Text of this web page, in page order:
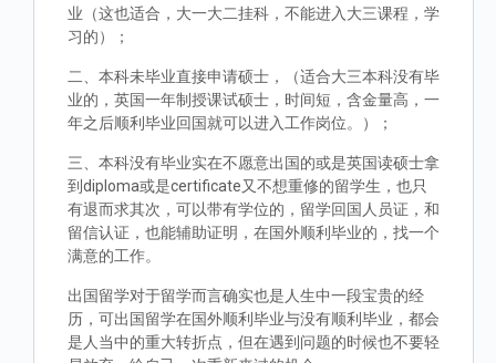
业（这也适合，大一大二挂科，不能进入大三课程，学
习的）；
二、本科未毕业直接申请硕士，（适合大三本科没有毕
业的，英国一年制授课试硕士，时间短，含金量高，一
年之后顺利毕业回国就可以进入工作岗位。）；
三、本科没有毕业实在不愿意出国的或是英国读硕士拿
到diploma或是certificate又不想重修的留学生，也只
有退而求其次，可以带有学位的，留学回国人员证，和
留信认证，也能辅助证明，在国外顺利毕业的，找一个
满意的工作。
出国留学对于留学而言确实也是人生中一段宝贵的经
历，可出国留学在国外顺利毕业与没有顺利毕业，都会
是人当中的重大转折点，但在遇到问题的时候也不要轻